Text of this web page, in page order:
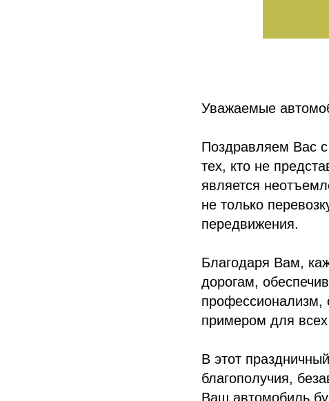
Уважаемые
Поздравляем Вас
тех, кто не
является
не только
передвижения.
Благодаря Вам,
дорогам,
профессионализм,
примером для всех
В этот
благополучия,
Ваш автомобиль